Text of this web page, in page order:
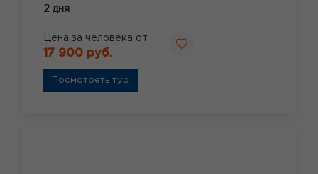
2 дня
Цена за человека от
17 900 руб.
Посмотреть тур